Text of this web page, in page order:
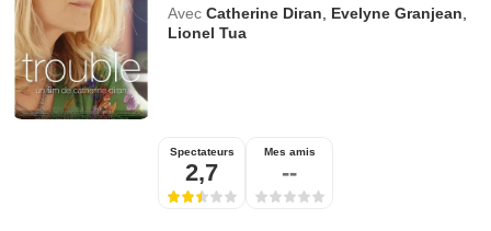
Avec Catherine Diran Evelyne Granjean
Lionel Tua
Spectateurs
2,7
Mes amis
--